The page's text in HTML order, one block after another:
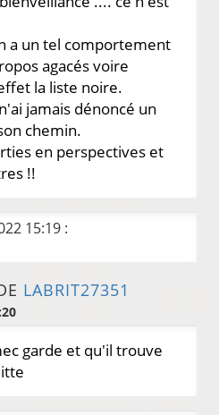
a un tel comportement
agacés voire
la liste noire.
jamais dénoncé un
chemin.
en perspectives et
!!
15:19 :
LABRIT27351
garde et qu'il trouve